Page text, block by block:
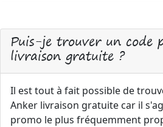
Puis-je trouver un code
livraison gratuite ?
Il est tout à fait possible de
Anker livraison gratuite car il
promo le plus fréquemment